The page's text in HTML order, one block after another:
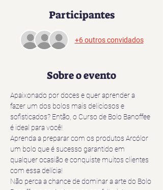
Participantes
+6 outros convidados
Sobre o evento
Apaixonado por doces e quer aprender a
fazer um dos bolos mais deliciosos e
sofisticados? Então, o Curso de Bolo Banoffee
é ideal para você!
Aprenda a preparar com os produtos Arcólor
um bolo que é sucesso garantido em
qualquer ocasião e conquiste muitos clientes
com essa delícia!
Não perca a chance de dominar a arte do Bolo